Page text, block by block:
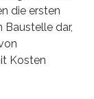
die ersten
Baustelle dar,
Kosten